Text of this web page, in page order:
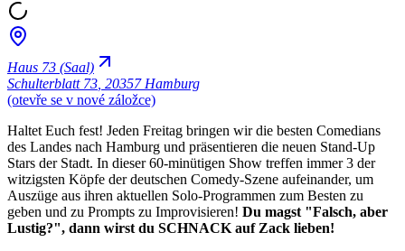
Haus 73 (Saal)
Schulterblatt 73 20357 Hamburg
(otevře se v nové záložce)
Haltet Euch fest! Jeden Freitag bringen wir die besten Comedians
des Landes nach Hamburg und präsentieren die neuen Stand-Up
Stars der Stadt. In dieser 60-minütigen Show treffen immer 3 der
witzigsten Köpfe der deutschen Comedy-Szene aufeinander, um
Auszüge aus ihren aktuellen Solo-Programmen zum Besten zu
geben und zu Prompts zu Improvisieren! Du magst "Falsch, aber
Lustig?", dann wirst du SCHNACK auf Zack lieben!